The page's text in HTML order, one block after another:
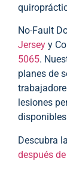
No-Fault
Jersey y
5065.
planes de
lesiones
Descubra
después